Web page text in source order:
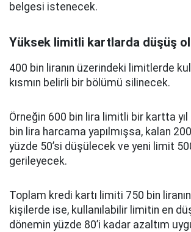
belgesi istenecek.
Yüksek limitli kartlarda düşüş
400 bin liranın üzerindeki limitlerde
kısmın belirli bir bölümü silinecek.
Örneğin 600 bin lira limitli bir kartta
bin lira harcama yapılmışsa, kalan
yüzde 50’si düşülecek ve yeni limit
gerileyecek.
Toplam kredi kartı limiti 750 bin
kişilerde ise, kullanılabilir limitin en
dönemin yüzde 80’i kadar azaltım